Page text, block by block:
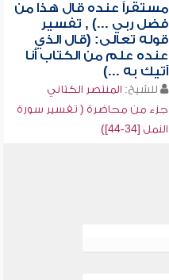
مستقراً عنده قال هذا من
فضل ربي ...) , تفسير
قوله تعالى: (قال الذي
عنده علم من الكتاب أنا
آتيك به ...)
للشيخ: المنتصر الكتاني
جزء من محاضرة ( تفسير سورة
النمل [34-44])